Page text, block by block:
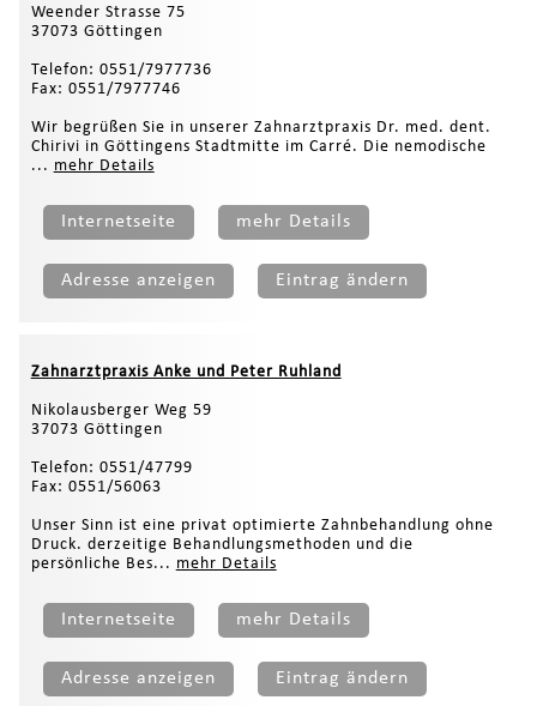
Weender Strasse 75
37073 Göttingen
Telefon: 0551/7977736
Fax: 0551/7977746
Wir begrüßen Sie in unserer Zahnarztpraxis Dr. med. dent.
Chirivi in Göttingens Stadtmitte im Carré. Die nemodische
... mehr Details
Internetseite mehr Details
Adresse anzeigen Eintrag ändern
Zahnarztpraxis Anke und Peter Ruhland
Nikolausberger Weg 59
37073 Göttingen
Telefon: 0551/47799
Fax: 0551/56063
Unser Sinn ist eine privat optimierte Zahnbehandlung ohne
Druck. derzeitige Behandlungsmethoden und die
persönliche Bes... mehr Details
Internetseite mehr Details
Adresse anzeigen Eintrag ändern